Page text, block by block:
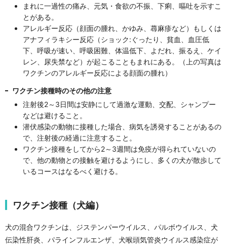
まれに一過性の痛み、元気・食欲の不振、下痢、嘔吐を示すこ
とがある。
アレルギー反応（顔面の腫れ、かゆみ、蕁麻疹など）もしくは
アナフィラキシー反応（ショック:ぐったり、貧血、血圧低
下、呼吸が速い、呼吸困難、体温低下、よだれ、振るえ、ケイ
レン、尿失禁など）が起こることもまれにある。（上の写真は
ワクチンのアレルギー反応による顔面の腫れ）
ワクチン接種時のその他の注意
注射後2～3日間は安静にして過激な運動、交配、シャンプー
などは避けること。
潜伏感染の動物に接種した場合、病気を誘発することがあるの
で、注射後の経過に注意すること。
ワクチン接種をしてから2～3週間は免疫が得られていないの
で、他の動物との接触を避けるようにし、多くの犬が散歩して
いるコースはなるべく避ける。
ワクチン接種（犬編）
犬の混合ワクチンは、ジステンパーウイルス、パルボウイルス、犬
伝染性肝炎、パラインフルエンザ、犬喉頭気管炎ウイルス感染症が